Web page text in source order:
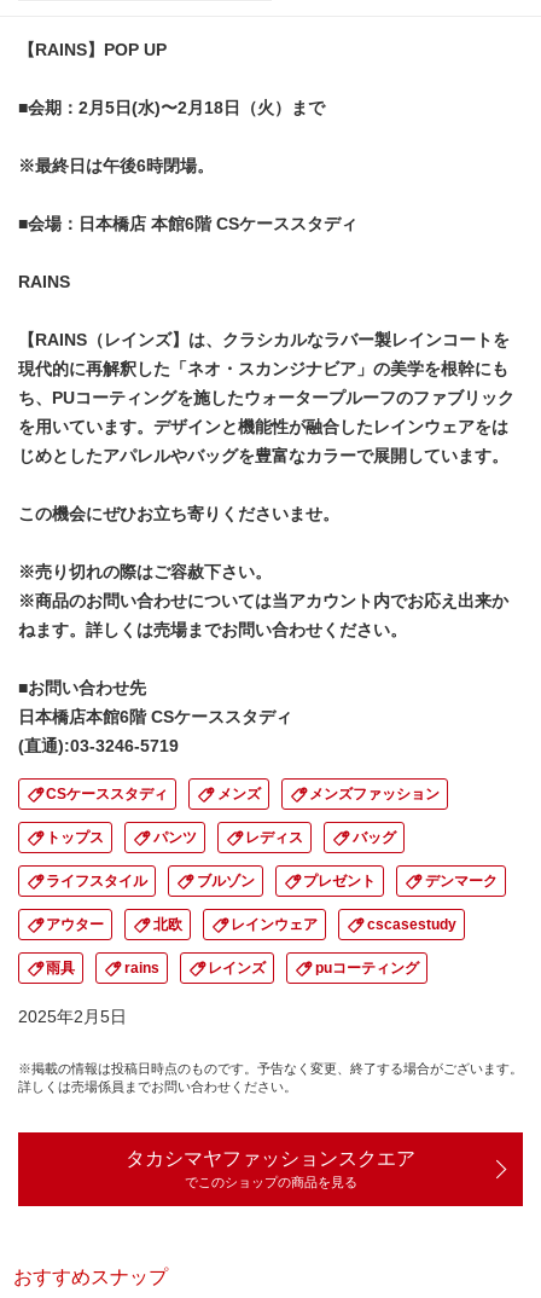
【RAINS】POP UP
■会期：2月5日(水)〜2月18日（火）まで
※最終日は午後6時閉場。
■会場：日本橋店 本館6階 CSケーススタディ
RAINS
【RAINS（レインズ】は、クラシカルなラバー製レインコートを
現代的に再解釈した「ネオ・スカンジナビア」の美学を根幹にも
ち、PUコーティングを施したウォータープルーフのファブリック
を用いています。デザインと機能性が融合したレインウェアをは
じめとしたアパレルやバッグを豊富なカラーで展開しています。
この機会にぜひお立ち寄りくださいませ。
※売り切れの際はご容赦下さい。
※商品のお問い合わせについては当アカウント内でお応え出来か
ねます。詳しくは売場までお問い合わせください。
■お問い合わせ先
日本橋店本館6階 CSケーススタディ
(直通):03-3246-5719
CSケーススタディ メンズ メンズファッション
トップス パンツ レディス バッグ
ライフスタイル ブルゾン プレゼント デンマーク
アウター 北欧 レインウェア cscasestudy
雨具 rains レインズ puコーティング
2025年2月5日
※掲載の情報は投稿日時点のものです。予告なく変更、終了する場合がございます。
詳しくは売場係員までお問い合わせください。
タカシマヤファッションスクエア
でこのショップの商品を見る
おすすめスナップ